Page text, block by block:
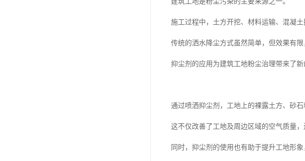
施工过程中，土方开挖、材料运输、混凝土
传统的洒水降尘方式虽然简单，但效果有限
抑尘剂的应用为建筑工地粉尘治理带来了新
通过喷洒抑尘剂，工地上的裸露土方、砂
这不仅改善了工地及周边区域的空气质量
同时，抑尘剂的使用也有助于提升工地形